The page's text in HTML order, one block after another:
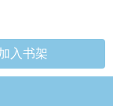
入书架